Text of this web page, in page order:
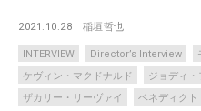
2021.10.28 稲垣哲也
INTERVIEW Director’s Interview
ケヴィン・マクドナルド
ジョディ・
ザカリー・リーヴァイ
ベネディクト